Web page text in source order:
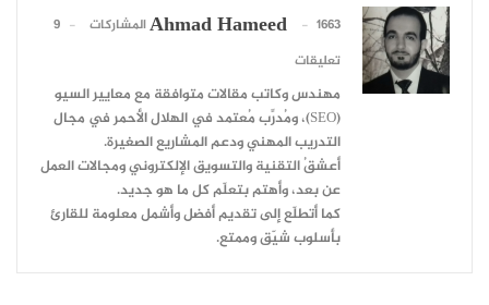
Ahmad Hameed 1663 المشاركات
9
تعليقات
مهندس وكاتب مقالات متوافقة مع معايير السيو
(SEO)، ومُدرِّب مُعتمد في الهلال الأحمر في مجال
التدريب المهني ودعم المشاريع الصغيرة.
أعشقُ التقنية والتسويق الإلكتروني ومجالات العمل
عن بعد، وأهتم بتعلّم كل ما هو جديد.
كما أتطلّع إلى تقديم أفضل وأشمل معلومة للقارئ
بأسلوب شيّق وممتع.